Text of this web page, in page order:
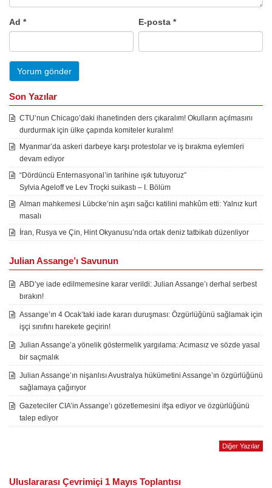
Ad * E-posta*
Son Yazılar
CTU’nun Chicago’daki ihanetinden ders çıkaralım! Okulların açılmasını
durdurmak için ülke çapında komiteler kuralım!
Myanmar’da askeri darbeye karşı protestolar ve iş bırakma eylemleri
devam ediyor
“Dördüncü Enternasyonal’in tarihine ışık tutuyoruz”
Sylvia Ageloff ve Lev Troçki suikastı – I. Bölüm
Alman mahkemesi Lübcke’nin aşırı sağcı katilini mahkûm etti: Yalnız kurt
masalı
İran, Rusya ve Çin, Hint Okyanusu’nda ortak deniz tatbikatı düzenliyor
Julian Assange’ı Savunun
ABD’ye iade edilmemesine karar verildi: Julian Assange’ı derhal serbest
bırakın!
Assange’ın 4 Ocak’taki iade kararı duruşması: Özgürlüğünü sağlamak için
işçi sınıfını harekete geçirin!
Julian Assange’a yönelik göstermelik yargılama: Acımasız ve sözde yasal
bir saçmalık
Julian Assange’ın nişanlısı Avustralya hükümetini Assange’ın özgürlüğünü
sağlamaya çağırıyor
Gazeteciler CIA’in Assange’ı gözetlemesini ifşa ediyor ve özgürlüğünü
talep ediyor
Diğer Yazılar
Uluslararası Çevrimiçi 1 Mayıs Toplantısı